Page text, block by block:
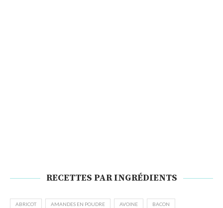
RECETTES PAR INGRÉDIENTS
ABRICOT AMANDES EN POUDRE AVOINE BACON